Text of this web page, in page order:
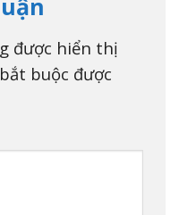
được hiển thị
buộc được